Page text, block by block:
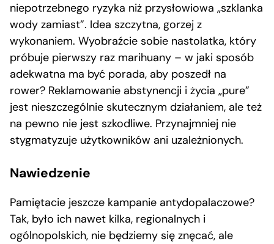
niepotrzebnego ryzyka niż przysłowiowa „szklanka
wody zamiast”. Idea szczytna, gorzej z
wykonaniem. Wyobraźcie sobie nastolatka, który
próbuje pierwszy raz marihuany – w jaki sposób
adekwatna ma być porada, aby poszedł na
rower? Reklamowanie abstynencji i życia „pure”
jest nieszczególnie skutecznym działaniem, ale też
na pewno nie jest szkodliwe. Przynajmniej nie
stygmatyzuje użytkowników ani uzależnionych.
Nawiedzenie
Pamiętacie jeszcze kampanie antydopalaczowe?
Tak, było ich nawet kilka, regionalnych i
ogólnopolskich, nie będziemy się znęcać, ale